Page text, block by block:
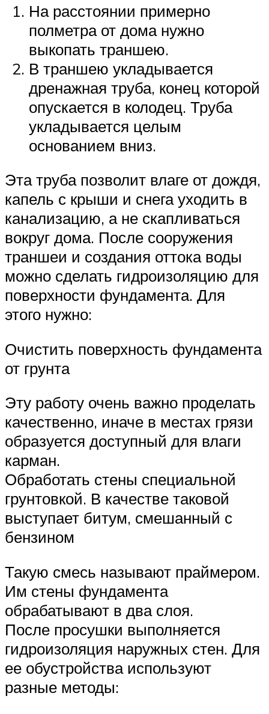
На расстоянии примерно
полметра от дома нужно
выкопать траншею.
В траншею укладывается
дренажная труба, конец которой
опускается в колодец. Труба
укладывается целым
основанием вниз.
Эта труба позволит влаге от дождя,
капель с крыши и снега уходить в
канализацию, а не скапливаться
вокруг дома. После сооружения
траншеи и создания оттока воды
можно сделать гидроизоляцию для
поверхности фундамента. Для
этого нужно:
Очистить поверхность фундамента
от грунта
Эту работу очень важно проделать
качественно, иначе в местах грязи
образуется доступный для влаги
карман.
Обработать стены специальной
грунтовкой. В качестве таковой
выступает битум, смешанный с
бензином
Такую смесь называют праймером.
Им стены фундамента
обрабатывают в два слоя.
После просушки выполняется
гидроизоляция наружных стен. Для
ее обустройства используют
разные методы: